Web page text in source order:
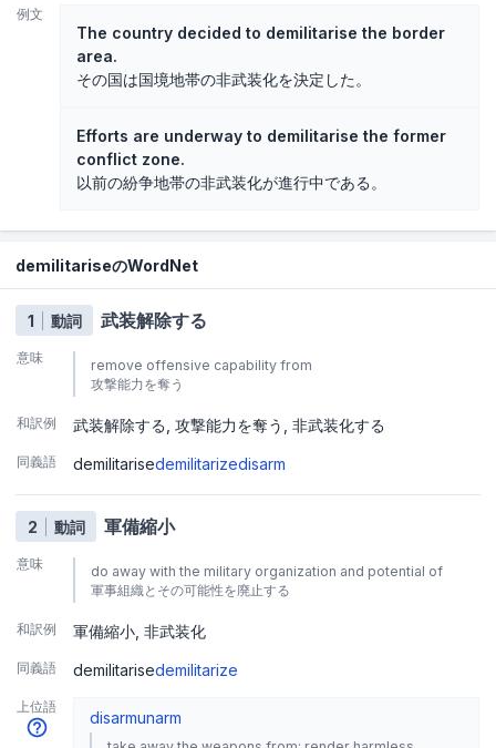
例文
The country decided to demilitarise the border
area.
その国は国境地帯の非武装化を決定した。
Efforts are underway to demilitarise the former
conflict zone.
以前の紛争地帯の非武装化が進行中である。
demilitariseのWordNet
1 動詞 武装解除する
意味
remove offensive capability from
攻撃能力を奪う
和訳例 武装解除する 攻撃能力を奪う 非武装化する
同義語 demilitarisedemilitarizedisarm
2 動詞 軍備縮小
意味
do away with the military organization and potential of
軍事組織とその可能性を廃止する
和訳例 軍備縮小 非武装化
同義語 demilitarisedemilitarize
上位語
disarmunarm